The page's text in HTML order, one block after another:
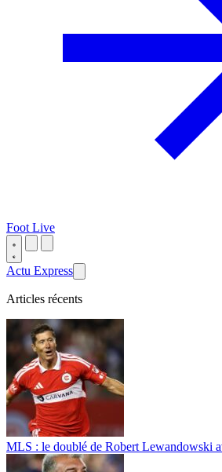
Foot Live
Actu Express
Articles récents
MLS : le doublé de Robert Lewandowski